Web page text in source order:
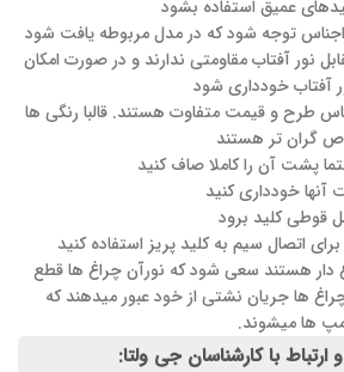
عمیق استفاده بشود
توجه شود که در مدل مربوطه یافت شود
نور آفتاب مقاومتی ندارند و در صورت امکان
آفتاب خودداری شود
طرح و قیمت متفاوت هستند. قالبا رنگی ها
گران تر هستند
پشت آن را کاملا صاف کنید
آنها خودداری کنید
قوطی کلید برود
اتصال سیم به کلید پریز استفاده کنید
دار هستند سعی شود که نورآن چراغ ها قطع
ها جریان نشتی از خود عبور میدهند که
ها میشوند.
با کارشناسان جی ولتا: